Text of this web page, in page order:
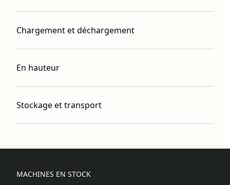
Chargement et déchargement
En hauteur
Stockage et transport
MACHINES EN STOCK